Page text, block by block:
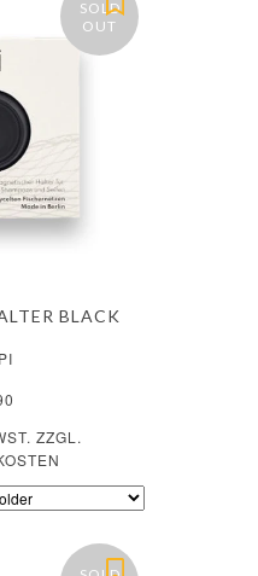
SOLD
OUT
BLACK
ZZGL.